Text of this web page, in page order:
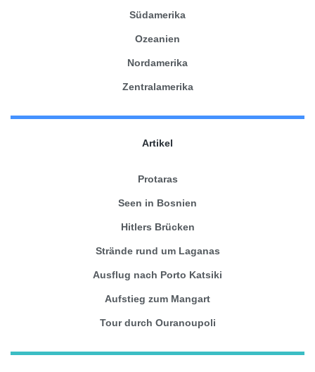
Südamerika
Ozeanien
Nordamerika
Zentralamerika
Artikel
Protaras
Seen in Bosnien
Hitlers Brücken
Strände rund um Laganas
Ausflug nach Porto Katsiki
Aufstieg zum Mangart
Tour durch Ouranoupoli